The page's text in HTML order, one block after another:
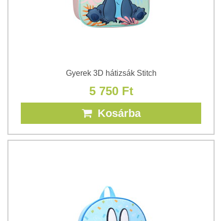
Gyerek 3D hátizsák Stitch
5 750 Ft
Kosárba